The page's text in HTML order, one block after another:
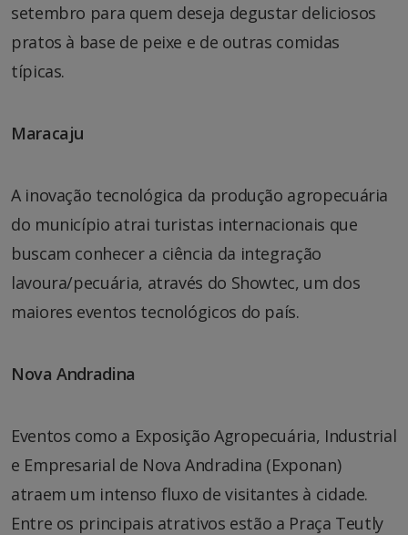
setembro para quem deseja degustar deliciosos
pratos à base de peixe e de outras comidas
típicas.
Maracaju
A inovação tecnológica da produção agropecuária
do município atrai turistas internacionais que
buscam conhecer a ciência da integração
lavoura/pecuária, através do Showtec, um dos
maiores eventos tecnológicos do país.
Nova Andradina
Eventos como a Exposição Agropecuária, Industrial
e Empresarial de Nova Andradina (Exponan)
atraem um intenso fluxo de visitantes à cidade.
Entre os principais atrativos estão a Praça Teutly